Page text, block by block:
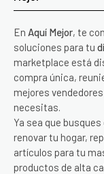
En Aquí Mejor, te
soluciones para tu
marketplace está
compra única,
mejores
necesitas.
Ya sea que
renovar tu hogar,
artículos para tu
productos de alta